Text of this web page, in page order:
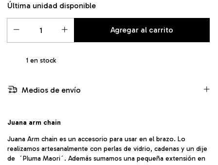
Última unidad disponible
1en stock
Medios de envío
Juana arm chain
Juana Arm chain es un accesorio para usar en el brazo. Lo
realizamos artesanalmente con perlas de vidrio, cadenas y un dije
de ´Pluma Maori´. Además sumamos una pequeña extensión en